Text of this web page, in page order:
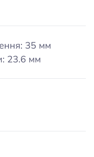
35 мм
23.6 мм